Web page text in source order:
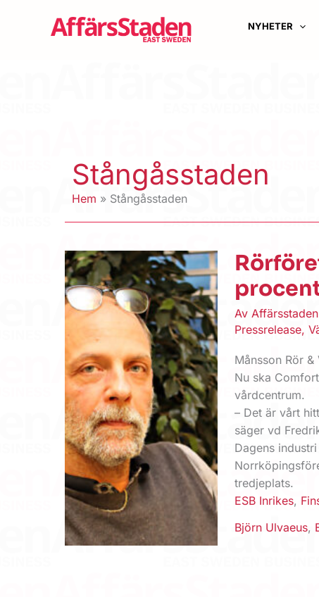
NYHETER
Stångåsstaden
Hem Stångåsstaden
AvAffärsstaden
Pressrelease,
Månsson Rör
Nu ska
vårdcentrum.
– Det är vårt
säger vd
Dagens
tredjeplats.
ESB Inrikes,
Björn Ulvaeus,